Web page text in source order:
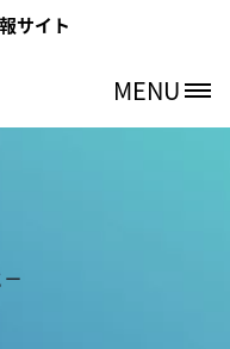
コンテンツに移動
サイト
MENU